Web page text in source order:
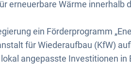
erneuerbare Wärme innerhalb
ein Förderprogramm
für Wiederaufbau (KfW)
angepasste Investitionen in